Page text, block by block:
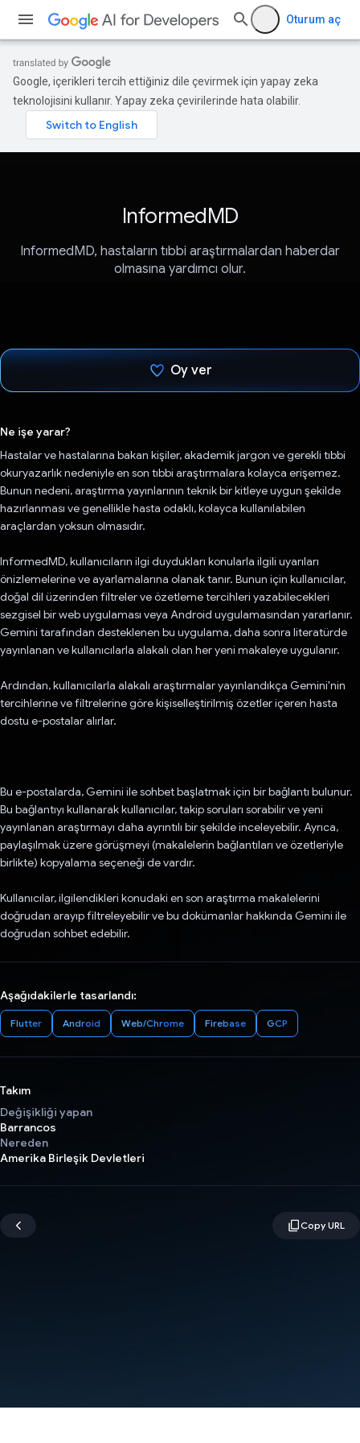
Oturum aç
Google, içerikleri tercih ettiğiniz dile çevirmek için yapay zeka
teknolojisini kullanır. Yapay zeka çevirilerinde hata olabilir.
InformedMD
InformedMD, hastaların tıbbi araştırmalardan haberdar
olmasına yardımcı olur.
Oy ver
Ne işe yarar?
Hastalar ve hastalarına bakan kişiler, akademik jargon ve gerekli tıbbi
okuryazarlık nedeniyle en son tıbbi araştırmalara kolayca erişemez.
Bunun nedeni, araştırma yayınlarının teknik bir kitleye uygun şekilde
hazırlanması ve genellikle hasta odaklı, kolayca kullanılabilen
araçlardan yoksun olmasıdır.
InformedMD, kullanıcıların ilgi duydukları konularla ilgili uyarıları
önizlemelerine ve ayarlamalarına olanak tanır. Bunun için kullanıcılar,
doğal dil üzerinden filtreler ve özetleme tercihleri yazabilecekleri
sezgisel bir web uygulaması veya Android uygulamasından yararlanır.
Gemini tarafından desteklenen bu uygulama, daha sonra literatürde
yayınlanan ve kullanıcılarla alakalı olan her yeni makaleye uygulanır.
Ardından, kullanıcılarla alakalı araştırmalar yayınlandıkça Gemini'nin
tercihlerine ve filtrelerine göre kişiselleştirilmiş özetler içeren hasta
dostu e-postalar alırlar.
Bu e-postalarda, Gemini ile sohbet başlatmak için bir bağlantı bulunur.
Bu bağlantıyı kullanarak kullanıcılar, takip soruları sorabilir ve yeni
yayınlanan araştırmayı daha ayrıntılı bir şekilde inceleyebilir. Ayrıca,
paylaşılmak üzere görüşmeyi (makalelerin bağlantıları ve özetleriyle
birlikte) kopyalama seçeneği de vardır.
Kullanıcılar, ilgilendikleri konudaki en son araştırma makalelerini
doğrudan arayıp filtreleyebilir ve bu dokümanlar hakkında Gemini ile
doğrudan sohbet edebilir.
Aşağıdakilerle tasarlandı:
Flutter Android Web/Chrome Firebase GCP
Takım
Değişikliği yapan
Barrancos
Nereden
Amerika Birleşik Devletleri